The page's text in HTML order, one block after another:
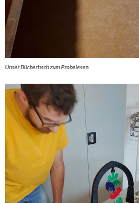
Unser Büchertisch zum Probelesen